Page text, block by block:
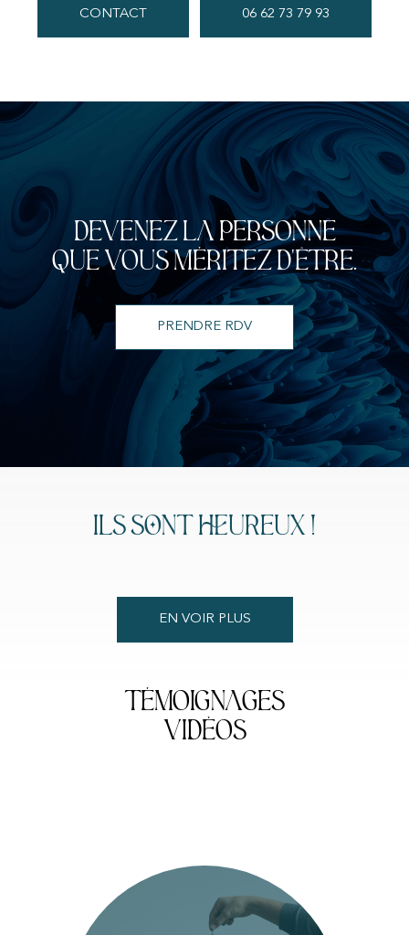
CONTACT 06 62 73 79 93
Devenez la personne
que vous méritez d'être.
PRENDRE RDV
ILS SONT HEUREUX !
EN VOIR PLUS
Témoignages
vidéos